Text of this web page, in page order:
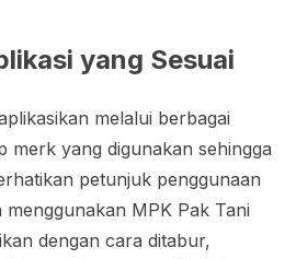
yang Sesuai
melalui berbagai
merk yang digunakan sehingga
petunjuk penggunaan
MPK Pak Tani
dengan cara ditabur,